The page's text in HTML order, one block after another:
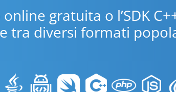
online gratuita o l’SDK
e tra diversi formati